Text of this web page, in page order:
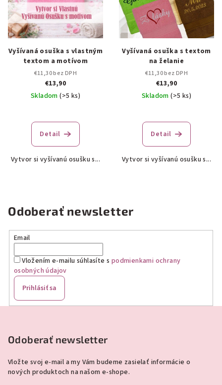
Vyšívaná osuška s vlastným
textom a motívom
€11,30 bez DPH
€13,90
Skladom(>5 ks)
hodnotenie
produktu
z
Detail
Vytvor si vyšívanú osušku s...
Vyšívaná osuška s textom
na želanie
€11,30 bez DPH
€13,90
Skladom(>5 ks)
hodnotenie
produktu
z
Detail
Vytvor si vyšívanú osušku s...
Odoberať newsletter
Email
Vložením e-mailu súhlasíte s podmienkami ochrany
osobných údajov
Prihlásiť sa
Odoberať newsletter
Vložte svoj e-mail a my Vám budeme zasielať informácie o
nových produktoch na našom e-shope.